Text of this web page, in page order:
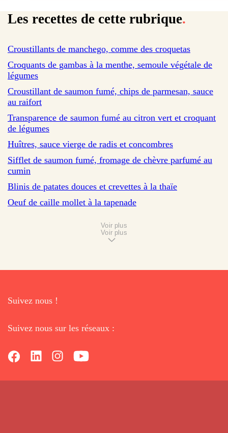
Les recettes de cette rubrique.
Croustillants de manchego, comme des croquetas
sur 19 avis
Croquants de gambas à la menthe, semoule végétale de
légumes
sur 197 avis
Croustillant de saumon fumé, chips de parmesan, sauce
au raifort
sur 4 avis
Transparence de saumon fumé au citron vert et croquant
de légumes
sur 17 avis
Huîtres, sauce vierge de radis et concombres
sur 3 avis
Sifflet de saumon fumé, fromage de chèvre parfumé au
cumin
sur 44 avis
Blinis de patates douces et crevettes à la thaïe
sur 262 avis
Oeuf de caille mollet à la tapenade
Voir plus
Voir plus
Suivez nous !
Suivez nous sur les réseaux :